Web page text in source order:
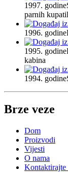
1997. godine
parnih
1996. godine
1995. godine
kabina
1994. godine
Brze veze
Dom
Proizvodi
Vijesti
O nama
Kontaktirajte